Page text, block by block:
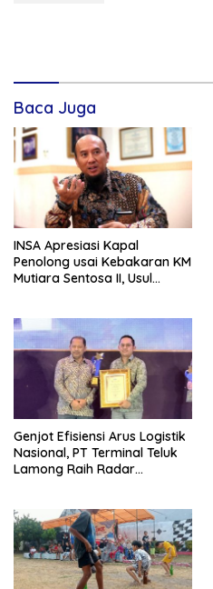
Baca Juga
INSA Apresiasi Kapal
Penolong usai Kebakaran KM
Mutiara Sentosa II, Usul
Genjot Efisiensi Arus Logistik
Nasional, PT Terminal Teluk
Lamong Raih Radar